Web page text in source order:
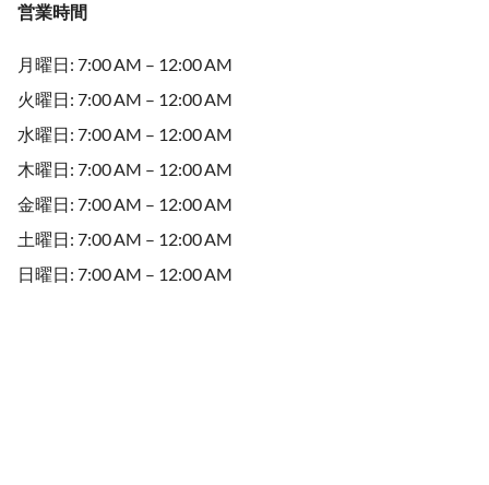
営業時間
月曜日: 7:00 AM – 12:00 AM
火曜日: 7:00 AM – 12:00 AM
水曜日: 7:00 AM – 12:00 AM
木曜日: 7:00 AM – 12:00 AM
金曜日: 7:00 AM – 12:00 AM
土曜日: 7:00 AM – 12:00 AM
日曜日: 7:00 AM – 12:00 AM